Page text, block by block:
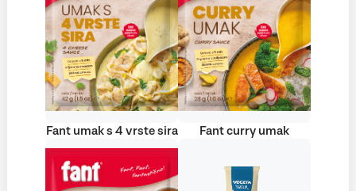
Fant umak s 4 vrste sira Fant curry umak